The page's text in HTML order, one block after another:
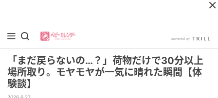
「まだ戻らないの…？」荷物だけで30分以上
場所取り。モヤモヤが一気に晴れた瞬間【体
験談】